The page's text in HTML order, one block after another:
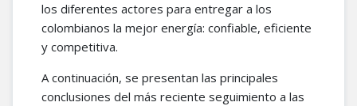
los diferentes actores para entregar a los
colombianos la mejor energía: confiable, eficiente
y competitiva.
A continuación, se presentan las principales
conclusiones del más reciente seguimiento a las